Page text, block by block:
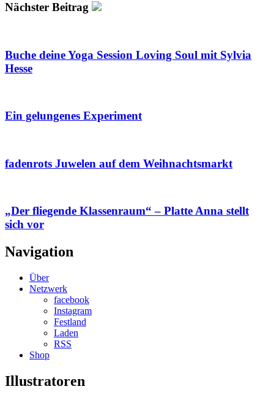
Nächster Beitrag
Buche deine Yoga Session Loving Soul mit Sylvia
Hesse
Ein gelungenes Experiment
fadenrots Juwelen auf dem Weihnachtsmarkt
„Der fliegende Klassenraum“ – Platte Anna stellt
sich vor
Navigation
Über
Netzwerk
facebook
Instagram
Festland
Laden
RSS
Shop
Illustratoren